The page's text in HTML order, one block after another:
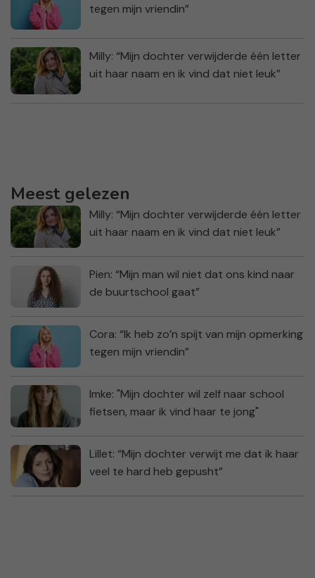
tegen mijn vriendin”
Milly: “Mijn dochter verwijderde één letter
uit haar naam en ik vind dat niet leuk”
Meest gelezen
Milly: “Mijn dochter verwijderde één letter
uit haar naam en ik vind dat niet leuk”
Pien: “Mijn man wil niet dat ons kind naar
de buurtschool gaat”
Cora: “Ik heb zo’n spijt van mijn opmerking
tegen mijn vriendin”
Imke: "Mijn dochter wil zelf naar school
fietsen, maar ik vind haar te jong"
Lillet: “Mijn dochter verwijt me dat ik haar
veel te hard heb gepusht”